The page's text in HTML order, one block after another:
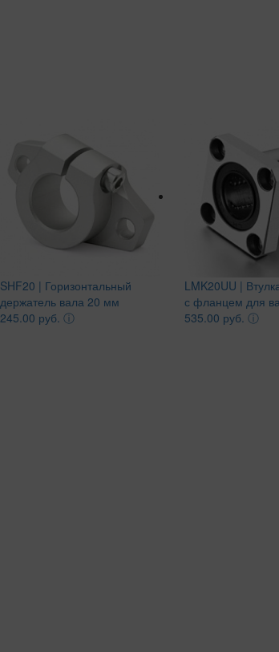
SHF20 | Горизонтальный
держатель вала 20 мм
245.00 руб.ⓘ
LMK20UU |
с фланцем для
535.00 руб. ⓘ